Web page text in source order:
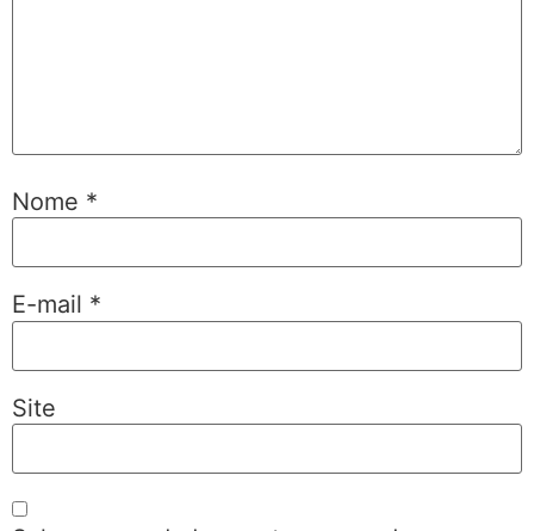
Nome *
E-mail *
Site